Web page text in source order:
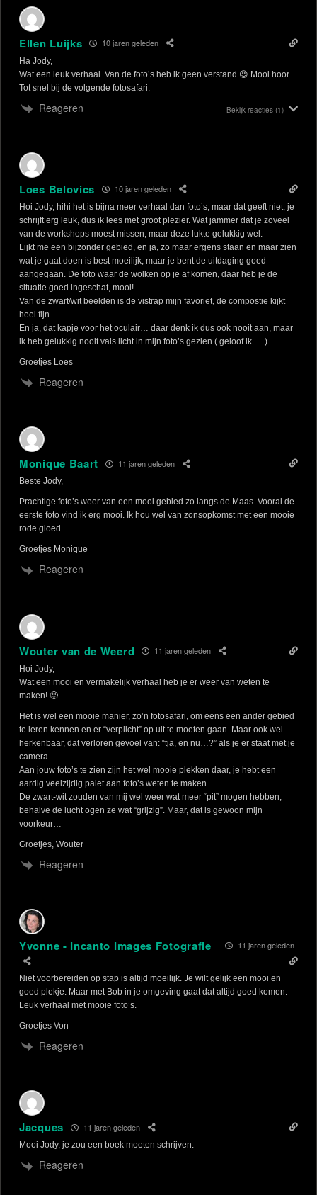
Ellen Luijks 10 jaren geleden
Ha Jody,
Wat een leuk verhaal. Van de foto’s heb ik geen verstand 😉 Mooi hoor.
Tot snel bij de volgende fotosafari.
Reageren Bekijk reacties (1)
Loes Belovics 10 jaren geleden
Hoi Jody, hihi het is bijna meer verhaal dan foto’s, maar dat geeft niet, je
schrijft erg leuk, dus ik lees met groot plezier. Wat jammer dat je zoveel
van de workshops moest missen, maar deze lukte gelukkig wel.
Lijkt me een bijzonder gebied, en ja, zo maar ergens staan en maar zien
wat je gaat doen is best moeilijk, maar je bent de uitdaging goed
aangegaan. De foto waar de wolken op je af komen, daar heb je de
situatie goed ingeschat, mooi!
Van de zwart/wit beelden is de vistrap mijn favoriet, de compostie kijkt
heel fijn.
En ja, dat kapje voor het oculair… daar denk ik dus ook nooit aan, maar
ik heb gelukkig nooit vals licht in mijn foto’s gezien ( geloof ik…..)
Groetjes Loes
Reageren
Monique Baart 11 jaren geleden
Beste Jody,
Prachtige foto’s weer van een mooi gebied zo langs de Maas. Vooral de
eerste foto vind ik erg mooi. Ik hou wel van zonsopkomst met een mooie
rode gloed.
Groetjes Monique
Reageren
Wouter van de Weerd 11 jaren geleden
Hoi Jody,
Wat een mooi en vermakelijk verhaal heb je er weer van weten te
maken! 🙂
Het is wel een mooie manier, zo’n fotosafari, om eens een ander gebied
te leren kennen en er “verplicht” op uit te moeten gaan. Maar ook wel
herkenbaar, dat verloren gevoel van: “tja, en nu…?” als je er staat met je
camera.
Aan jouw foto’s te zien zijn het wel mooie plekken daar, je hebt een
aardig veelzijdig palet aan foto’s weten te maken.
De zwart-wit zouden van mij wel weer wat meer “pit” mogen hebben,
behalve de lucht ogen ze wat “grijzig”. Maar, dat is gewoon mijn
voorkeur…
Groetjes, Wouter
Reageren
Yvonne - Incanto Images Fotografie 11 jaren geleden
Niet voorbereiden op stap is altijd moeilijk. Je wilt gelijk een mooi en
goed plekje. Maar met Bob in je omgeving gaat dat altijd goed komen.
Leuk verhaal met mooie foto’s.
Groetjes Von
Reageren
Jacques 11 jaren geleden
Mooi Jody, je zou een boek moeten schrijven.
Reageren